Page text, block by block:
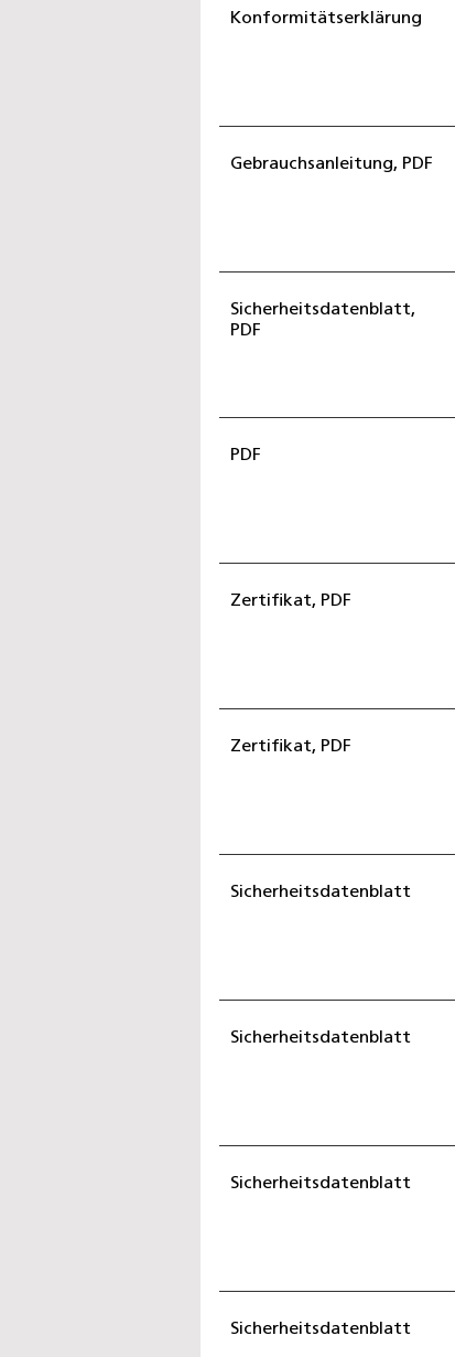
Konformitätserklärung
Gebrauchsanleitung, PDF
Sicherheitsdatenblatt,
PDF
PDF
Zertifikat, PDF
Zertifikat, PDF
Sicherheitsdatenblatt
Sicherheitsdatenblatt
Sicherheitsdatenblatt
Sicherheitsdatenblatt